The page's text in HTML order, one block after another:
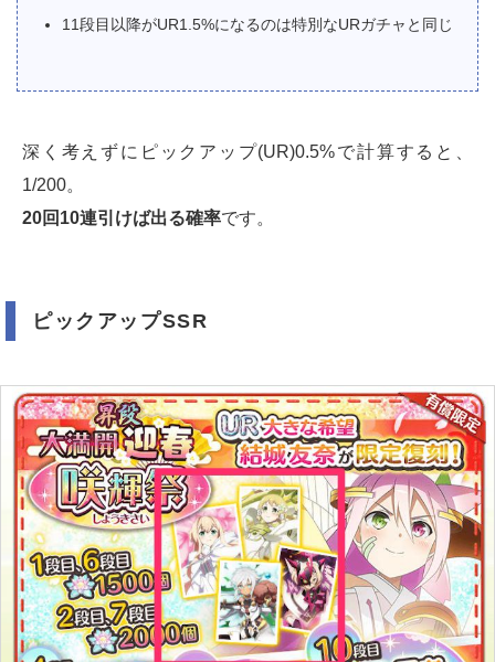
11段目以降がUR1.5%になるのは特別なURガチャと同じ
深く考えずにピックアップ(UR)0.5%で計算すると、
1/200。
20回10連引けば出る確率です。
ピックアップSSR